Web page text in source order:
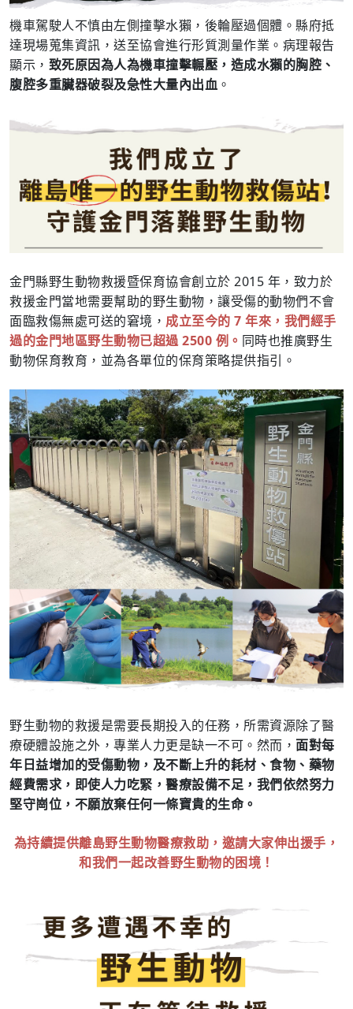
機車駕駛人不慎由左側撞擊水獺，後輪壓過個體。縣府抵
達現場蒐集資訊，送至協會進行形質測量作業。病理報告
顯示， 致死原因為人為機車撞擊輾壓， 造成水獺的胸腔、
腹腔多重臟器破裂及急性大量內出血 。
金門縣野生動物救援暨保育協會創立於 2015 年，致力於
救援金門當地需要幫助的野生動物，讓受傷的動物們不會
面臨救傷無處可送的窘境， 成立至今的 7 年來，我們經手
過的金門地區野生動物已超過 2500 例。 同時也推廣野生
動物保育教育，並為各單位的保育策略提供指引。
野生動物的救援是需要長期投入的任務，所需資源除了醫
療硬體設施之外，專業人力更是缺一不可。然而， 面對每
年日益增加的受傷動物，及不斷上升的耗材、食物、藥物
經費需求，即使人力吃緊，醫療設備不足，我們依然努力
堅守崗位，不願放棄任何一條寶貴的生命。
為持續提供離島野生動物醫療救助，邀請大家伸出援手，
和我們一起改善野生動物的困境！